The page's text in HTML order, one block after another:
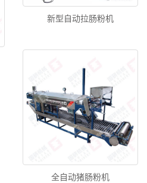
新型自动拉肠粉机
全自动猪肠粉机